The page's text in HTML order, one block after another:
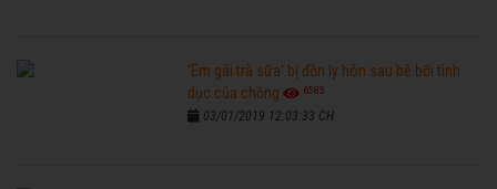
'Em gái trà sữa' bị đồn ly hôn sau bê bối tình
dục của chồng
6585
03/01/2019 12:03:33 CH